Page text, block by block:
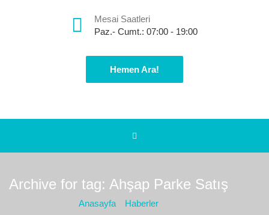
Mesai Saatleri
Paz.- Cumt.: 07:00 - 19:00
Hemen Ara!
Archive for tag: Ahşap Parke Satış
Anasayfa Haberler